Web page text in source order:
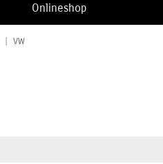
Onlineshop
VW